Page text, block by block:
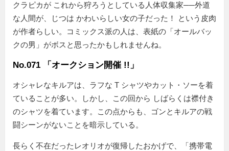
クラピカが これから狩ろうとしている人体収集家──外道
な人間が、じつは かわいらしい女の子だった！ という皮肉
が作者らしい。コミックス派の人は、表紙の「オールバッ
クの男」がボスと思ったかもしれませんね。
No.071 「オークション開催 !!」
オシャレなキルアは、ラフな T シャツやカット・ソーを着
ていることが多い。しかし、この回から しばらくは襟付き
のシャツを着ています。この点からも、ゴンとキルアの戦
闘シーンがないことを暗示している。
長らく不在だったレオリオが復帰したおかげで、「携帯電